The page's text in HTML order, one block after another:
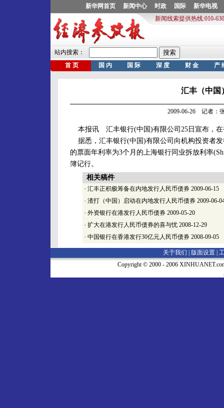
汇丰（中国
2009-06-26 记者：
本报讯 汇丰银行(中国)有限公司25日宣布，在
据悉，汇丰银行(中国)有限公司向机构投资者
的票面年利率为3个月的上海银行同业拆放利率
簿记行。
相关稿件
· 汇丰正积极筹备在内地发行人民币债券 2009-06-15
· 渣打（中国）启动在内地发行人民币债券 2009-06-
· 外资银行在港发行人民币债券 2009-05-20
· 扩大在港发行人民币债券的喜与忧 2008-12-29
· 中国银行在香港发行30亿元人民币债券 2008-09-05
关于我们 | 版面设置
Copyright © 2000 - 2006